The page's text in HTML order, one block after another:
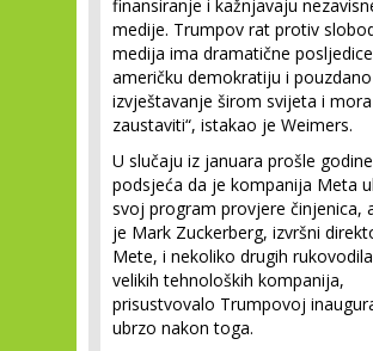
finansiranje i kažnjavaju
medije. Trumpov rat protiv
medija ima dramatične
američku demokratiju i pouzdano
izvještavanje širom svijeta i
zaustaviti“, istakao je Weimers.
U slučaju iz januara prošle
podsjeća da je kompanija Meta
svoj program provjere činjenica,
je Mark Zuckerberg, izvršni
Mete, i nekoliko drugih
velikih tehnoloških kompanija,
prisustvovalo Trumpovoj
ubrzo nakon toga.